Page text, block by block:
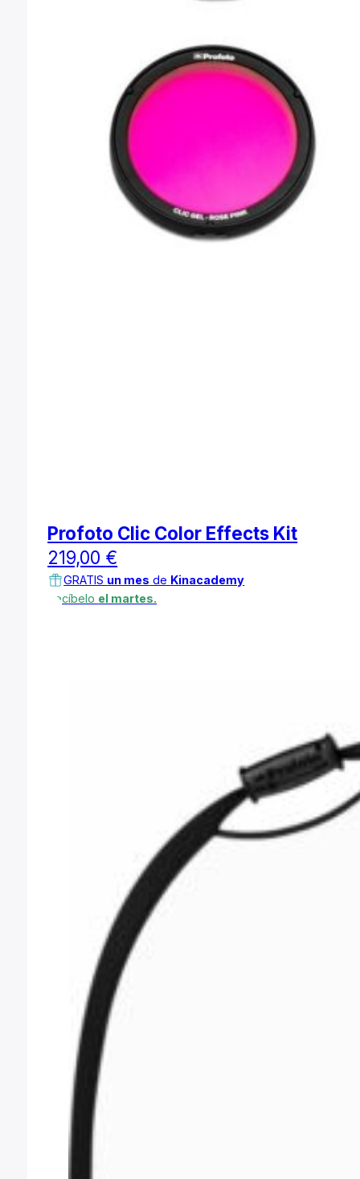
Profoto Clic Color Effects Kit
219,00 €
GRATIS un mes de Kinacademy
Recíbelo el martes.